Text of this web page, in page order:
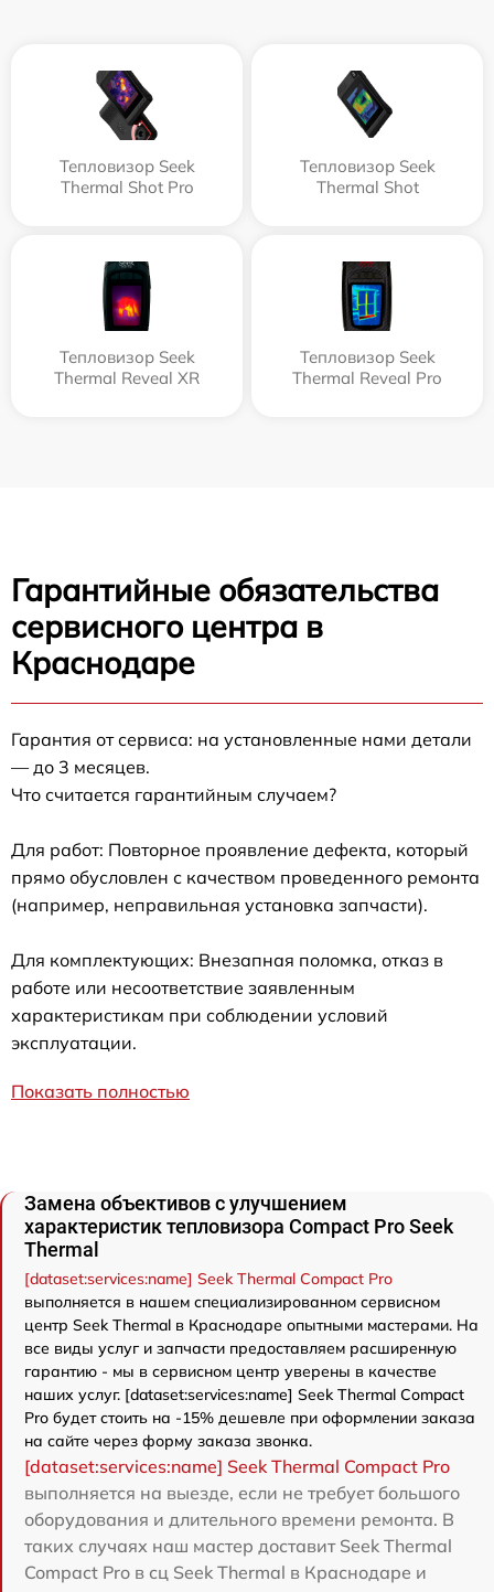
Тепловизор Seek
Thermal Shot Pro
Тепловизор Seek
Thermal Shot
Тепловизор Seek
Thermal Reveal XR
Тепловизор Seek
Thermal Reveal Pro
Гарантийные обязательства
сервисного центра в
Краснодаре
Гарантия от сервиса: на установленные нами детали
— до 3 месяцев.
Что считается гарантийным случаем?
Для работ: Повторное проявление дефекта, который
прямо обусловлен с качеством проведенного ремонта
(например, неправильная установка запчасти).
Для комплектующих: Внезапная поломка, отказ в
работе или несоответствие заявленным
характеристикам при соблюдении условий
эксплуатации.
Показать полностью
Замена объективов с улучшением
характеристик тепловизора Compact Pro Seek
Thermal
[dataset:services:name] Seek Thermal Compact Pro
выполняется в нашем специализированном сервисном
центр Seek Thermal в Краснодаре опытными мастерами. На
все виды услуг и запчасти предоставляем расширенную
гарантию - мы в сервисном центр уверены в качестве
наших услуг. [dataset:services:name] Seek Thermal Compact
Pro будет стоить на -15% дешевле при оформлении заказа
на сайте через форму заказа звонка.
[dataset:services:name] Seek Thermal Compact Pro
выполняется на выезде, если не требует большого
оборудования и длительного времени ремонта. В
таких случаях наш мастер доставит Seek Thermal
Compact Pro в сц Seek Thermal в Краснодаре и